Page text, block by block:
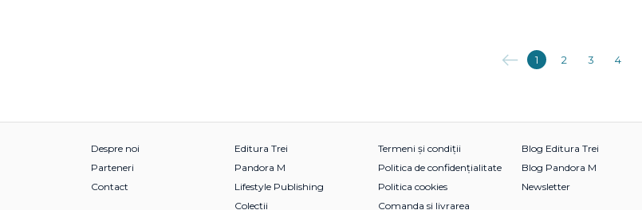
Dan Popa
Dana Schwartz
David Lagercrantz
Anterioara
1 2 3 4
Despre noi
Parteneri
Contact
Editura Trei
Pandora M
Lifestyle Publishing
Colecții
Termeni și condiții
Politica de confidențialitate
Politica cookies
Comanda si livrarea
Blog Editura Trei
Blog Pandora M
Newsletter